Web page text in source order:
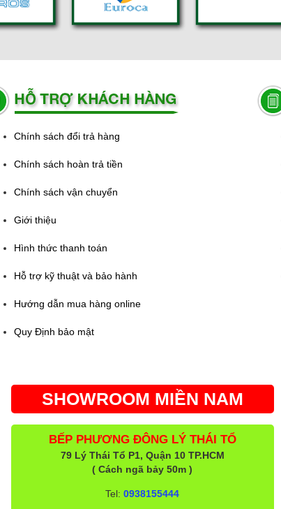
Chính sách đổi trả hàng
Chính sách hoàn trả tiền
Chính sách vận chuyển
Giới thiệu
Hình thức thanh toán
Hỗ trợ kỹ thuật và bảo hành
Hướng dẫn mua hàng online
Quy Định bảo mật
SHOWROOM MIỀN NAM
BẾP PHƯƠNG ĐÔNG LÝ THÁI TỔ
79 Lý Thái Tổ P1, Quận 10 TP.HCM
( Cách ngã bảy 50m )
Tel:0938155444